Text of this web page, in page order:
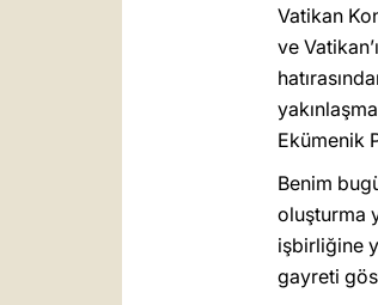
Vatikan
ve
Ekümenik
Benim
oluşturma
işbirliğine
gayreti